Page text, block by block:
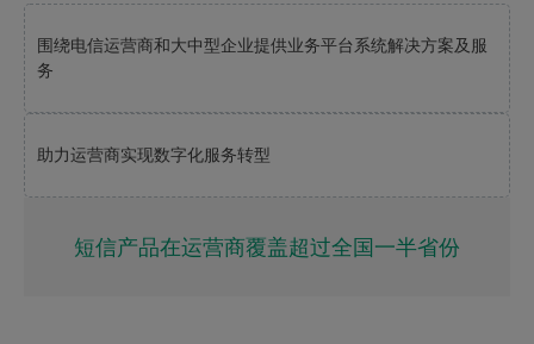
围绕电信运营商和大中型企业提供业务平台系统解决方案及服
务
助力运营商实现数字化服务转型
短信产品在运营商覆盖超过全国一半省份